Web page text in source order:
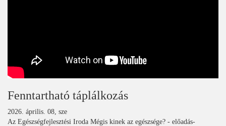
Fenntartható táplálkozás
2026. április. 08, sze
Az Egészségfejlesztési Iroda Mégis kinek az egészsége? - előadás-